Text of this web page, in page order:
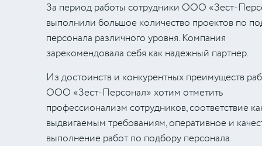
За период работы сотрудники ООО «Зест-
выполнили большое количество проектов по
персонала различного уровня. Компания
зарекомендовала себя как надежный партнер.
Из достоинств и конкурентных преимуществ
ООО «Зест-Персонал» хотим отметить
профессионализм сотрудников, соответствие
выдвигаемым требованиям, оперативное и
выполнение работ по подбору персонала.